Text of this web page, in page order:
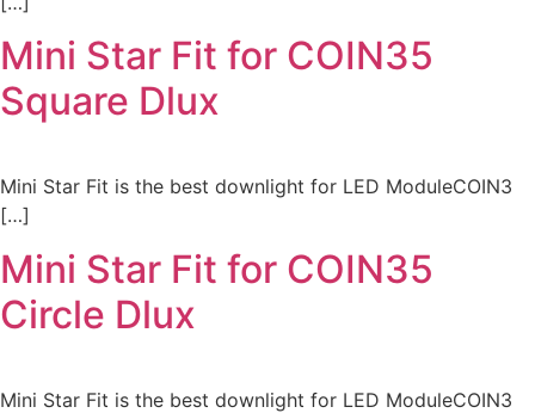
Mini Star Fit for COIN35
Square Dlux
Mini Star Fit is the best downlight for LED ModuleCOIN3
[…]
Mini Star Fit for COIN35
Circle Dlux
Mini Star Fit is the best downlight for LED ModuleCOIN3